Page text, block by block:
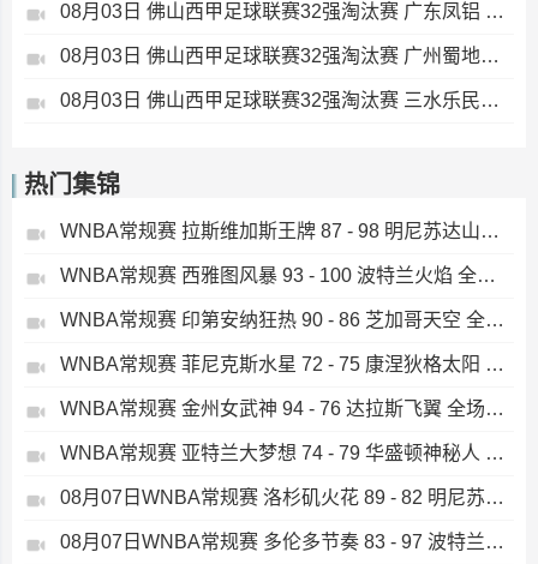
08月03日 佛山西甲足球联赛32强淘汰赛 广东凤铝 VS 湛江八部科技 全场录像
08月03日 佛山西甲足球联赛32强淘汰赛 广州蜀地红 VS 广州戴拿模 全场录像
08月03日 佛山西甲足球联赛32强淘汰赛 三水乐民兴健力宝 VS 中国澳门澳科精英 全场录像
热门集锦
WNBA常规赛 拉斯维加斯王牌 87 - 98 明尼苏达山猫 全场集锦
WNBA常规赛 西雅图风暴 93 - 100 波特兰火焰 全场集锦
WNBA常规赛 印第安纳狂热 90 - 86 芝加哥天空 全场集锦
WNBA常规赛 菲尼克斯水星 72 - 75 康涅狄格太阳 全场集锦
WNBA常规赛 金州女武神 94 - 76 达拉斯飞翼 全场集锦
WNBA常规赛 亚特兰大梦想 74 - 79 华盛顿神秘人 全场集锦
08月07日WNBA常规赛 洛杉矶火花 89 - 82 明尼苏达山猫 全场集锦
08月07日WNBA常规赛 多伦多节奏 83 - 97 波特兰火焰 集锦